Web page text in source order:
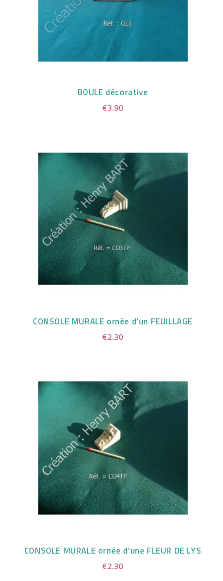
BOULE décorative
€3.90
CONSOLE MURALE ornée d'un FEUILLAGE
€2.30
CONSOLE MURALE ornée d'une FLEUR DE LYS
€2.30